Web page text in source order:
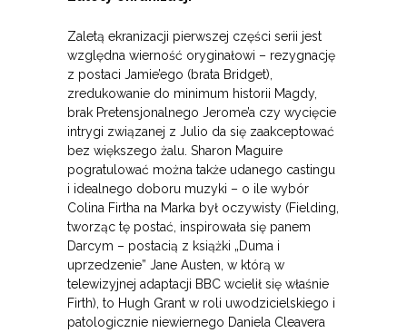
Zaletą ekranizacji pierwszej części serii jest
względna wierność oryginałowi – rezygnację
z postaci Jamie’ego (brata Bridget),
zredukowanie do minimum historii Magdy,
brak Pretensjonalnego Jerome’a czy wycięcie
intrygi związanej z Julio da się zaakceptować
bez większego żalu. Sharon Maguire
pogratulować można także udanego castingu
i idealnego doboru muzyki – o ile wybór
Colina Firtha na Marka był oczywisty (Fielding,
tworząc tę postać, inspirowała się panem
Darcym – postacią z książki „Duma i
uprzedzenie” Jane Austen, w którą w
telewizyjnej adaptacji BBC wcielił się właśnie
Firth), to Hugh Grant w roli uwodzicielskiego i
patologicznie niewiernego Daniela Cleavera